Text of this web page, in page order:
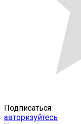
Подписаться
авторизуйтесь